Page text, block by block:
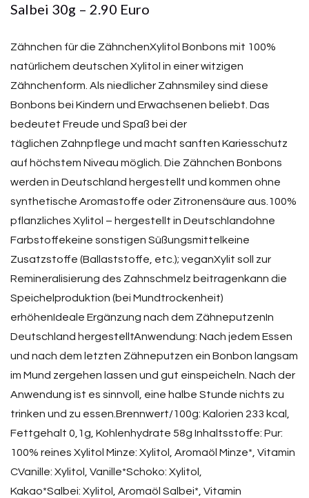
Salbei 30g – 2.90 Euro
Zähnchen für die ZähnchenXylitol Bonbons mit 100%
natürlichem deutschen Xylitol in einer witzigen
Zähnchenform. Als niedlicher Zahnsmiley sind diese
Bonbons bei Kindern und Erwachsenen beliebt. Das
bedeutet Freude und Spaß bei der
täglichen Zahnpflege und macht sanften Kariesschutz
auf höchstem Niveau möglich. Die Zähnchen Bonbons
werden in Deutschland hergestellt und kommen ohne
synthetische Aromastoffe oder Zitronensäure aus.100%
pflanzliches Xylitol – hergestellt in Deutschlandohne
Farbstoffekeine sonstigen Süßungsmittelkeine
Zusatzstoffe (Ballaststoffe, etc.); veganXylit soll zur
Remineralisierung des Zahnschmelz beitragenkann die
Speichelproduktion (bei Mundtrockenheit)
erhöhenIdeale Ergänzung nach dem ZähneputzenIn
Deutschland hergestelltAnwendung: Nach jedem Essen
und nach dem letzten Zähneputzen ein Bonbon langsam
im Mund zergehen lassen und gut einspeicheln. Nach der
Anwendung ist es sinnvoll, eine halbe Stunde nichts zu
trinken und zu essen.Brennwert/100g: Kalorien 233 kcal,
Fettgehalt 0,1g, Kohlenhydrate 58g Inhaltsstoffe: Pur:
100% reines Xylitol Minze: Xylitol, Aromaöl Minze*, Vitamin
CVanille: Xylitol, Vanille*Schoko: Xylitol,
Kakao*Salbei: Xylitol, Aromaöl Salbei*, Vitamin